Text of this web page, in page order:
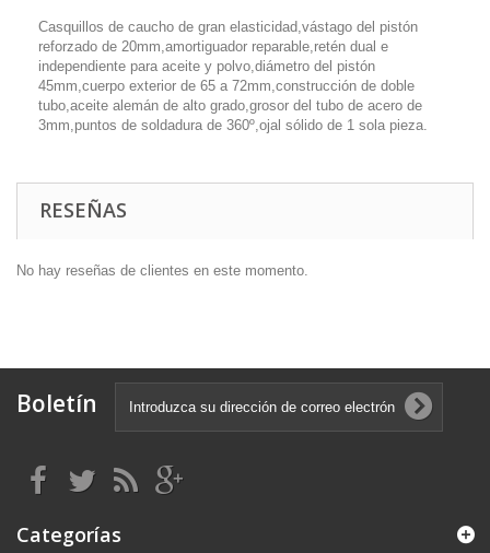
Casquillos de caucho de gran elasticidad,vástago del pistón
reforzado de 20mm,amortiguador reparable,retén dual e
independiente para aceite y polvo,diámetro del pistón
45mm,cuerpo exterior de 65 a 72mm,construcción de doble
tubo,aceite alemán de alto grado,grosor del tubo de acero de
3mm,puntos de soldadura de 360º,ojal sólido de 1 sola pieza.
RESEÑAS
No hay reseñas de clientes en este momento.
Boletín
Categorías